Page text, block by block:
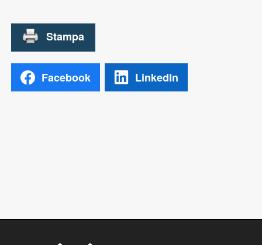
Facebook LinkedIn